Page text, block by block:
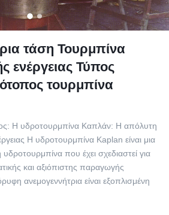
τάση Τουρμπίνα
ενέργειας Τύπος
τουρμπίνα
Η υδροτουρμπίνα Καπλάν: Η απόλυτη
Η υδροτουρμπίνα Kaplan είναι μια
που έχει σχεδιαστεί για
και αξιόπιστης παραγωγής
ανεμογεννήτρια είναι εξοπλισμένη